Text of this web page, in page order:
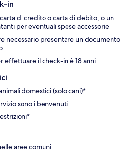
in
di credito o carta di debito, o un
per eventuali spese accessorie
necessario presentare un documento
effettuare il check-in è 18 anni
domestici (solo cani)*
sono i benvenuti
aree comuni